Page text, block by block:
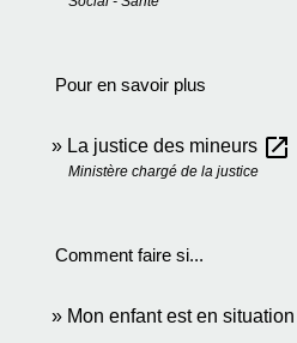
Pour en savoir plus
La justice des mineurs open_in_new
Ministère chargé de la justice
Comment faire si...
Mon enfant est en